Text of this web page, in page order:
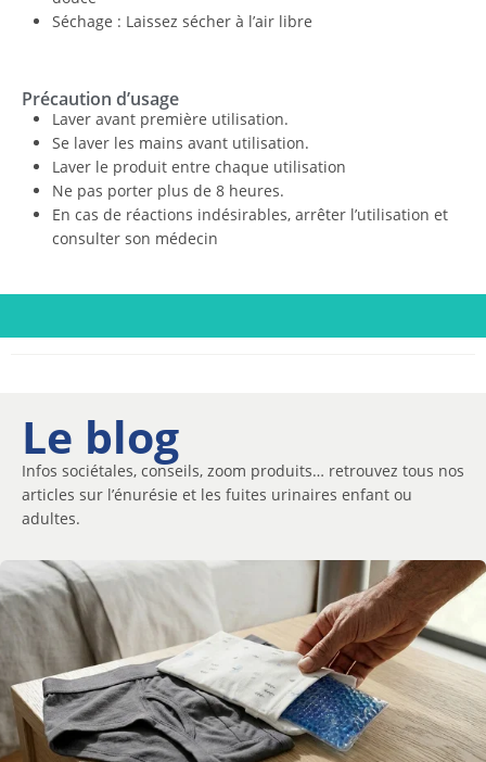
Séchage : Laissez sécher à l’air libre
Précaution d’usage
Laver avant première utilisation.
Se laver les mains avant utilisation.
Laver le produit entre chaque utilisation
Ne pas porter plus de 8 heures.
En cas de réactions indésirables, arrêter l’utilisation et
consulter son médecin
Le blog
Infos sociétales, conseils, zoom produits… retrouvez tous nos
articles sur l’énurésie et les fuites urinaires enfant ou
adultes.